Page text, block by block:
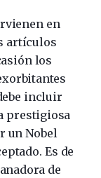
en
artículos
los
incluir
prestigiosa
un Nobel
Es de
de